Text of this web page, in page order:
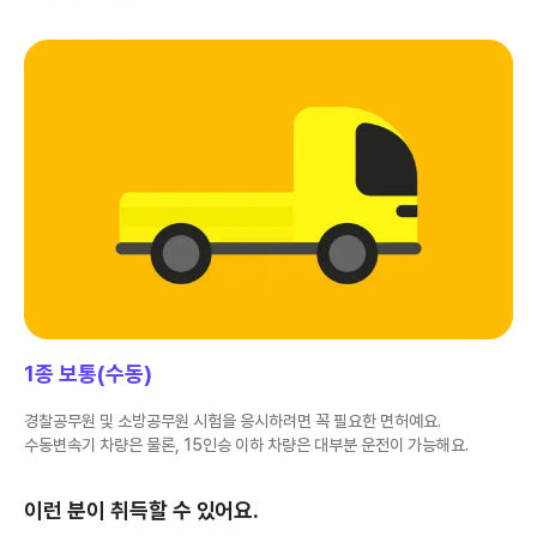
1종 보통(수동)
경찰공무원 및 소방공무원 시험을 응시하려면 꼭 필요한 면허예요.
수동변속기 차량은 물론, 15인승 이하 차량은 대부분 운전이 가능해요.
이런 분이 취득할 수 있어요.